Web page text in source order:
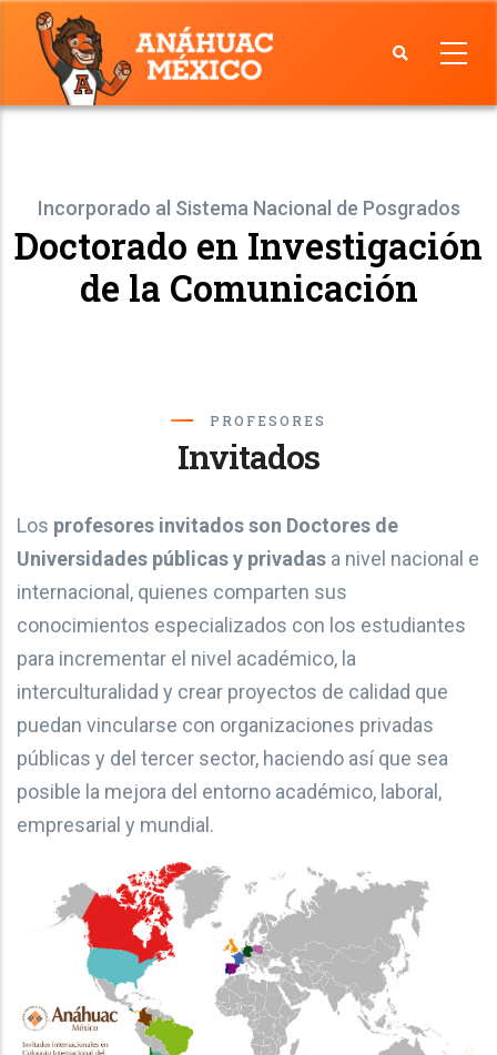
Skip
content
Facultad
Incorporado al Sistema Nacional de Posgrados
Doctorado en Investigación
de la Comunicación
PROFESORES
Invitados
Los profesores invitados son Doctores de
Universidades públicas y privadas a nivel nacional e
internacional, quienes comparten sus
conocimientos especializados con los estudiantes
para incrementar el nivel académico, la
interculturalidad y crear proyectos de calidad que
puedan vincularse con organizaciones privadas
públicas y del tercer sector, haciendo así que sea
posible la mejora del entorno académico, laboral,
empresarial y mundial.